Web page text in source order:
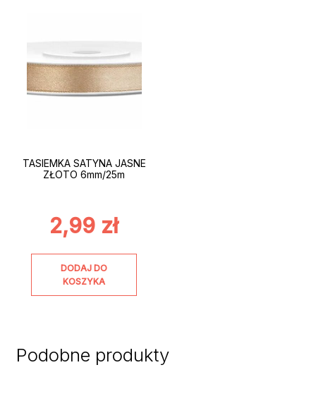
TASIEMKA SATYNA JASNE
ZŁOTO 6mm/25m
2,99 zł
DODAJ DO
KOSZYKA
Podobne produkty